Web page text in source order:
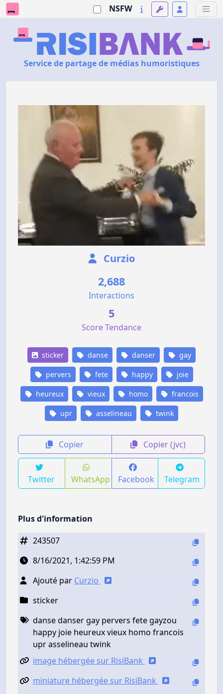
NSFW
Service de partage de médias humoristiques
Curzio
2,688
Interactions
5
Score Tendance
sticker danse danser gay
pervers fete happy joie
heureux vieux homo francois
upr asselineau twink
Copier Copier (jvc)
Twitter WhatsApp Facebook Telegram
Plus d'information
243507
8/16/2021, 1:42:59 PM
Ajouté par Curzio
sticker
danse danser gay pervers fete gayzou
happy joie heureux vieux homo francois
upr asselineau twink
image hébergée sur RisiBank
miniature hébergée sur RisiBank